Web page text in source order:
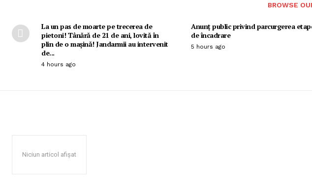
BROWSE
La un pas de moarte pe trecerea de
pietoni! Tânără de 21 de ani, lovită în
plin de o mașină! Jandarmii au intervenit
de...
4 hours ago
Anunț public privind parcurgerea
de încadrare
5 hours ago
Niciun articol afișat